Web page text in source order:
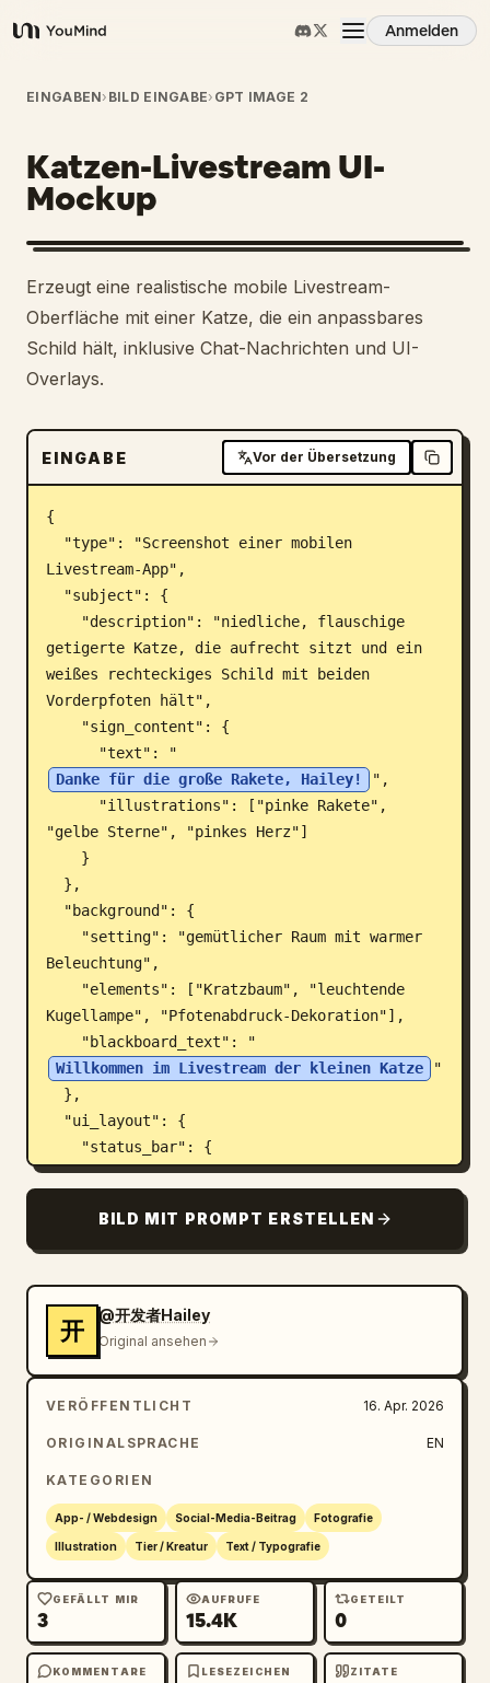
YouMind
Anmelden
Übersicht
Anwendungsfälle
Fähigkeiten
Prompts
Preise
Download
Blog
Updates
EINGABEN› BILD EINGABE› GPT IMAGE 2
Katzen-Livestream UI-
Mockup
Erzeugt eine realistische mobile Livestream-
Oberfläche mit einer Katze, die ein anpassbares
Schild hält, inklusive Chat-Nachrichten und UI-
Overlays.
EINGABE Vor der Übersetzung
{
Livestream-App",
getigerte Katze, die aufrecht sitzt und ein
weißes rechteckiges Schild mit beiden
Vorderpfoten hält",
      "text": "
Danke für die große Rakete, Hailey!
",
"gelbe Sterne", "pinkes Herz"]
Beleuchtung",
Kugellampe", "Pfotenabdruck-Dekoration"],
    "blackboard_text": "
Willkommen im Livestream der kleinen Katze
"
      "time": "20:30",
    "header": {
        "name": "
Livestream der kleinen Katze
        "likes": "1,23 Mio. Likes",
        "button": "Folgen"
      },
      "rank": "Platz 1 der Stunden-Charts",
        "count": "16.000",
        "avatars_count": 3
      },
        "Mehr Livestreams >",
        "Geschenke-Galerie 24/28 Klassisch"
      ]
    },
BILD MIT PROMPT ERSTELLEN
开
@开发者Hailey
Original ansehen
VERÖFFENTLICHT 16. Apr. 2026
ORIGINALSPRACHE EN
KATEGORIEN
App- / Webdesign Social-Media-Beitrag Fotografie
Illustration Tier / Kreatur Text / Typografie
GEFÄLLT MIR
3
AUFRUFE
15.4K
GETEILT
0
KOMMENTARE LESEZEICHEN ZITATE